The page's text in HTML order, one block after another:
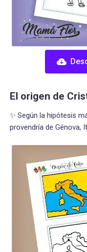
El origen de
✨ Según la hipótesis
provendría de Génova,